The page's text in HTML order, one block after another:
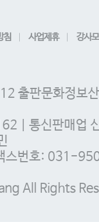
침 사업제휴 강사
출판문화정보
| 통신판매업
스번호: 031-
All Rights